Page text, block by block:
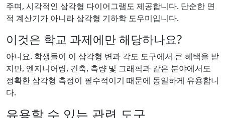
주며, 시각적인 삼각형 다이어그램도 제공합니다. 단순한 면
적 계산기가 아니라 삼각형 기하학 도우미입니다.
이것은 학교 과제에만 해당하나요?
아니요. 학생들이 이 삼각형 변과 각도 도구에서 큰 혜택을 받
지만, 엔지니어링, 건축, 측량 및 그래픽과 같은 분야에서도
정확한 삼각형 측정이 필수적이기 때문에 동일하게 유용합니
다.
유용할 수 있는 관련 도구